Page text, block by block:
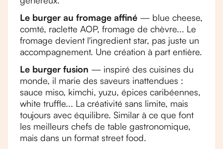
Le burger au fromage affiné — blue cheese,
comté, raclette AOP, fromage de chèvre... Le
fromage devient l'ingredient star, pas juste un
accompagnement. Une création à part entière.
Le burger fusion — inspiré des cuisines du
monde, il marie des saveurs inattendues :
sauce miso, kimchi, yuzu, épices caribéennes,
white truffle... La créativité sans limite, mais
toujours avec équilibre. Similar à ce que font
les meilleurs chefs de table gastronomique,
mais dans un format street food.